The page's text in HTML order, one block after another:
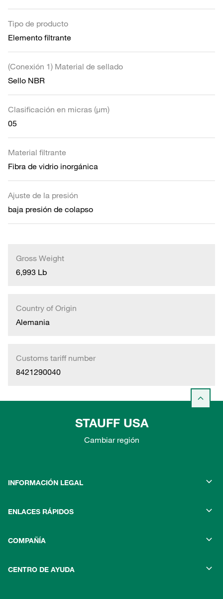
Tipo de producto
Elemento filtrante
(Conexión 1) Material de sellado
Sello NBR
Clasificación en micras (µm)
05
Material filtrante
Fibra de vidrio inorgánica
Ajuste de la presión
baja presión de colapso
Gross Weight
6,993 Lb
Country of Origin
Alemania
Customs tariff number
8421290040
STAUFF USA
Cambiar región
INFORMACIÓN LEGAL
ENLACES RÁPIDOS
COMPAÑÍA
CENTRO DE AYUDA